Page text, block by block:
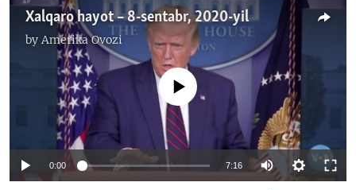
Xalqaro hayot – 8-sentabr, 2020-yil
by Amerika Ovozi
No media source currently available
0:00 7:16